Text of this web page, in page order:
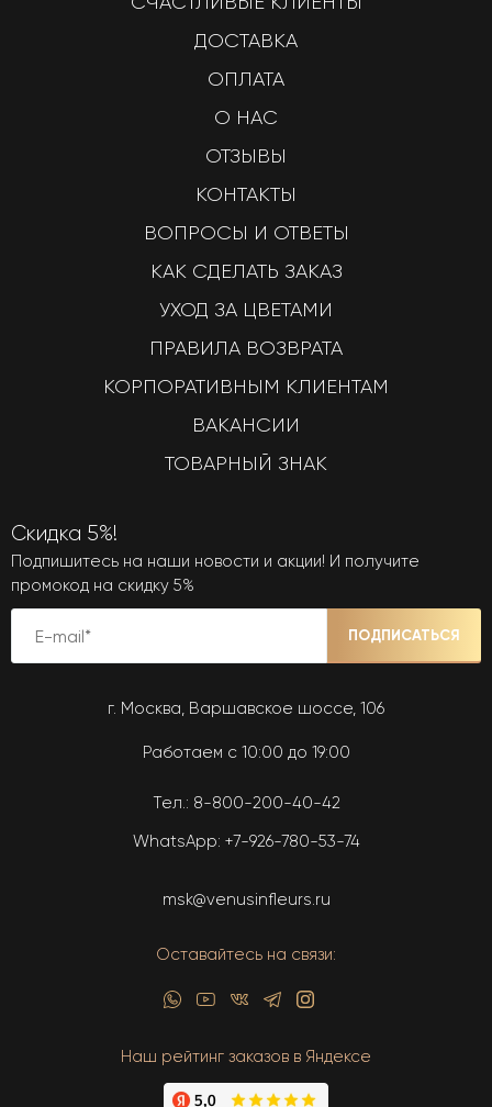
ДОСТАВКА
ОПЛАТА
О НАС
ОТЗЫВЫ
КОНТАКТЫ
ВОПРОСЫ И ОТВЕТЫ
КАК СДЕЛАТЬ ЗАКАЗ
УХОД ЗА ЦВЕТАМИ
ПРАВИЛА ВОЗВРАТА
КОРПОРАТИВНЫМ КЛИЕНТАМ
ВАКАНСИИ
ТОВАРНЫЙ ЗНАК
Скидка 5%!
Подпишитесь на наши новости и акции! И получите
промокод на скидку 5%
ПОДПИСАТЬСЯ
г. Москва, Варшавское шоссе, 106
Работаем с 10:00 до 19:00
Тел.: 8-800-200-40-42
WhatsApp: +7-926-780-53-74
msk@venusinfleurs.ru
Оставайтесь на связи:
Наш рейтинг заказов в Яндексе